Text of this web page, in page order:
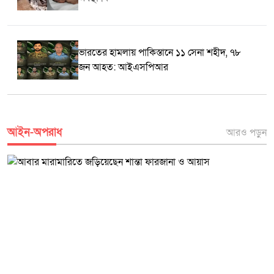
বক্তারা আশা প্রকাশ করেন।
ভারতের হামলায় পাকিস্তানে ১১ সেনা শহীদ, ৭৮
জন আহত: আইএসপিআর
আইন-অপরাধ আরও পড়ুন